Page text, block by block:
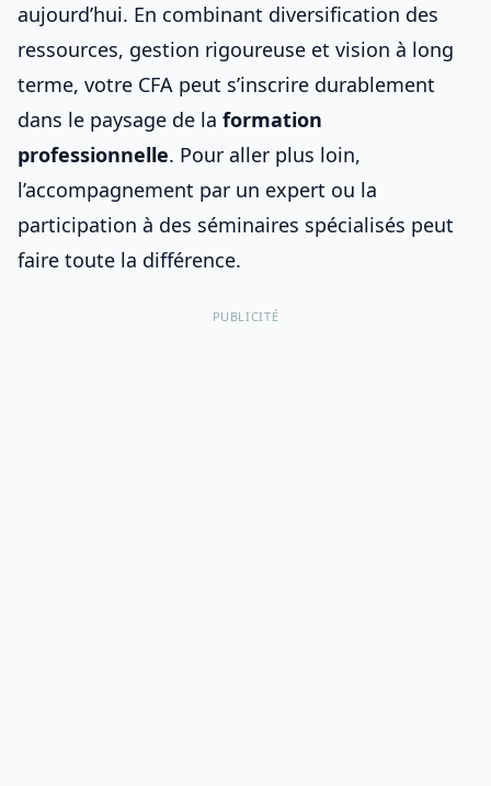
aujourd’hui. En combinant diversification des
ressources, gestion rigoureuse et vision à long
terme, votre CFA peut s’inscrire durablement
dans le paysage de la formation
professionnelle. Pour aller plus loin,
l’accompagnement par un expert ou la
participation à des séminaires spécialisés peut
faire toute la différence.
PUBLICITÉ